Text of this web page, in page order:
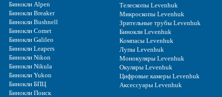
Бинокли Alpen
Бинокли Breaker
Бинокли Bushnell
Бинокли Comet
Бинокли Galileo
Бинокли Leapers
Бинокли Nikon
Бинокли Nikula
Бинокли Yukon
Бинокли БПЦ
Бинокли Поиск
Телескопы Levenhuk
Микроскопы Levenhuk
Зрительные трубы Levenhuk
Бинокли Levenhuk
Компасы Levenhuk
Лупы Levenhuk
Монокуляры Levenhuk
Окуляры Levenhuk
Цифровые камеры Levenhuk
Аксессуары Levenhuk